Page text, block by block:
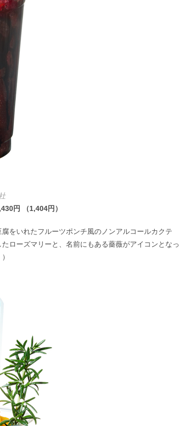
円 （1,404円）
をいれたフルーツポンチ風のノンアルコールカクテ
ローズマリーと、名前にもある薔薇がアイコンとなっ